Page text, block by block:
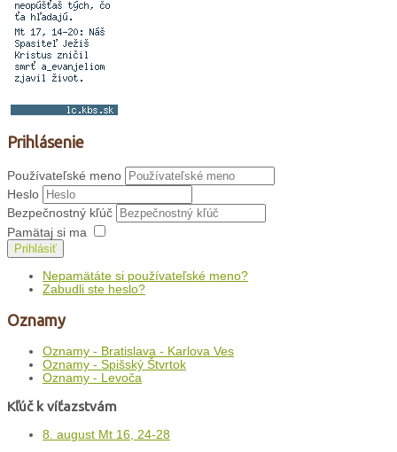
Prihlásenie
Používateľské meno
Heslo
Bezpečnostný kľúč
Pamätaj si ma
Prihlásiť
Nepamätáte si používateľské meno?
Zabudli ste heslo?
Oznamy
Oznamy - Bratislava - Karlova Ves
Oznamy - Spišský Štvrtok
Oznamy - Levoča
Kľúč k víťazstvám
8. august Mt 16, 24-28